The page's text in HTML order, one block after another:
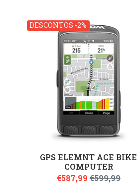
DESCONTOS -2%
GPS ELEMNT ACE BIKE
COMPUTER
€587,99 €599,99